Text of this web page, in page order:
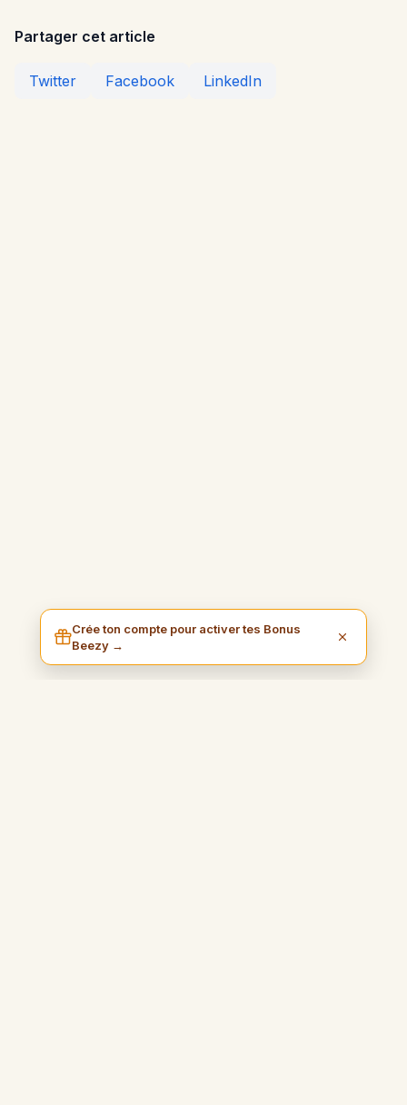
Partager cet article
Twitter Facebook LinkedIn
Crée ton compte pour activer tes Bonus
Beezy →